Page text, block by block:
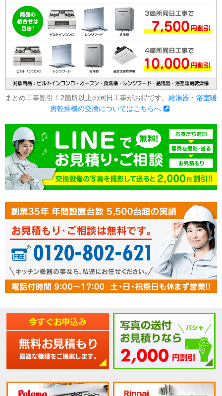
まとめ工事割引！2箇所以上の同日工事がお得です。 給湯器・浴室暖
房乾燥機の交換についてはこちらへ